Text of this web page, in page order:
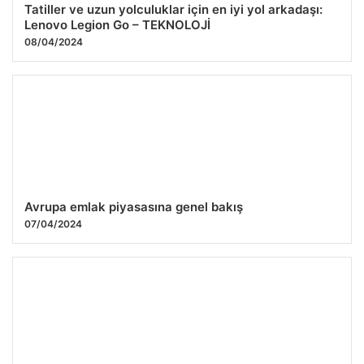
Tatiller ve uzun yolculuklar için en iyi yol arkadaşı:
Lenovo Legion Go – TEKNOLOJİ
08/04/2024
Avrupa emlak piyasasına genel bakış
07/04/2024